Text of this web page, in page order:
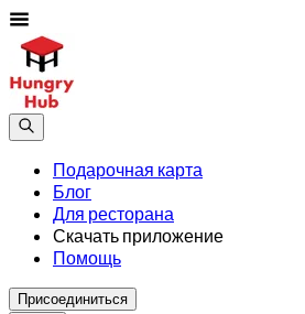
Подарочная карта
Блог
Для ресторана
Скачать приложение
Помощь
Присоединиться